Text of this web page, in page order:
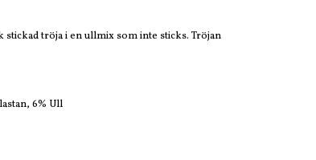
tröja i en ullmix som inte sticks. Tröjan
6% Ull